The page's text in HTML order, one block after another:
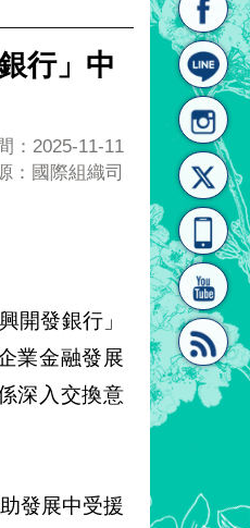
行」中
：2025-11-11
：國際組織司
開發銀行」
業金融發展
深入交換意
發展中受援